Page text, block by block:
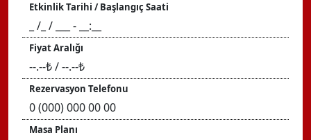
Etkinlik Tarihi / Başlangıç Saati
_ /_ / ___ - __:__
Fiyat Aralığı
--.--₺ / --.--₺
Rezervasyon Telefonu
0 (000) 000 00 00
Masa Planı